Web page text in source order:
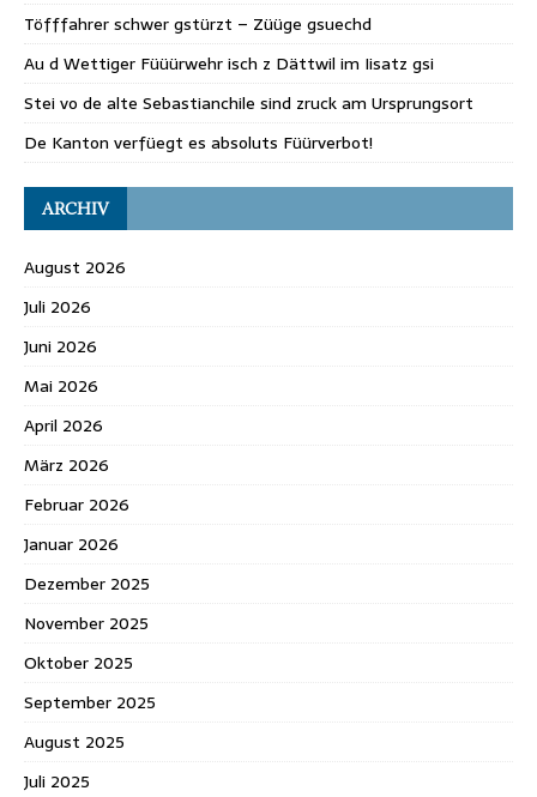
Töfffahrer schwer gstürzt – Züüge gsuechd
Au d Wettiger Füüürwehr isch z Dättwil im Iisatz gsi
Stei vo de alte Sebastianchile sind zruck am Ursprungsort
De Kanton verfüegt es absoluts Füürverbot!
ARCHIV
August 2026
Juli 2026
Juni 2026
Mai 2026
April 2026
März 2026
Februar 2026
Januar 2026
Dezember 2025
November 2025
Oktober 2025
September 2025
August 2025
Juli 2025